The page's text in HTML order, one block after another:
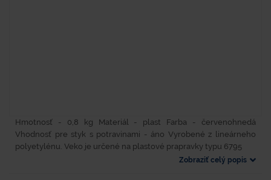
Hmotnosť - 0,8 kg Materiál - plast Farba - červenohnedá
Vhodnosť pre styk s potravinami - áno Vyrobené z lineárneho
polyetylénu. Veko je určené na plastové prapravky typu 6795
Zobraziť celý popis